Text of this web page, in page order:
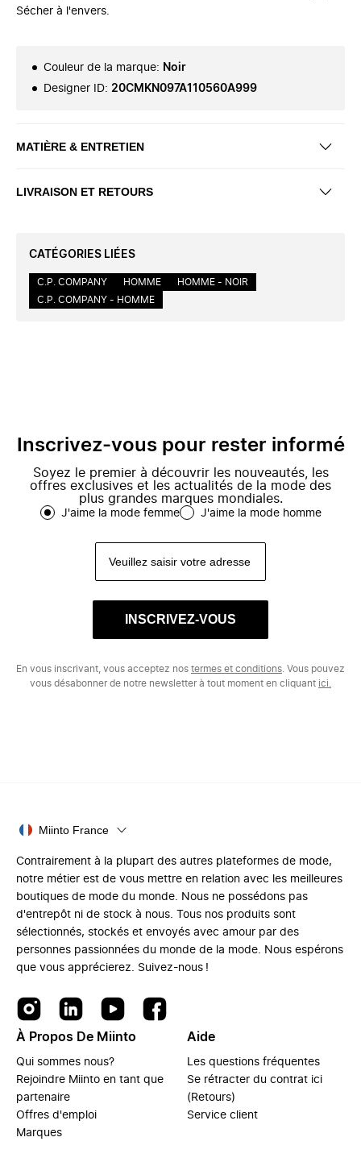
Sécher à l'envers.
Couleur de la marque: Noir
Designer ID: 20CMKN097A110560A999
MATIÈRE & ENTRETIEN
LIVRAISON ET RETOURS
CATÉGORIES LIÉES
C.P. COMPANY HOMME
HOMME - NOIR
C.P. COMPANY - HOMME
Inscrivez-vous pour rester informé
Soyez le premier à découvrir les nouveautés, les
offres exclusives et les actualités de la mode des
plus grandes marques mondiales.
J'aime la mode femme J'aime la mode homme
INSCRIVEZ-VOUS
En vous inscrivant, vous acceptez nos termes et conditions . Vous pouvez
vous désabonner de notre newsletter à tout moment en cliquant ici.
Miinto France
Contrairement à la plupart des autres plateformes de mode,
notre métier est de vous mettre en relation avec les meilleures
boutiques de mode du monde. Nous ne possédons pas
d'entrepôt ni de stock à nous. Tous nos produits sont
sélectionnés, stockés et envoyés avec amour par des
personnes passionnées du monde de la mode. Nous espérons
que vous apprécierez. Suivez-nous !
À Propos De Miinto
Qui sommes nous?
Rejoindre Miinto en tant que
partenaire
Offres d'emploi
Marques
Aide
Les questions fréquentes
Se rétracter du contrat ici
(Retours)
Service client